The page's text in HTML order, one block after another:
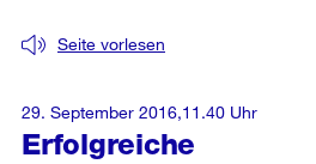
Erfolgreiche
Seite vorlesen
29. September 2016,11.40 Uhr